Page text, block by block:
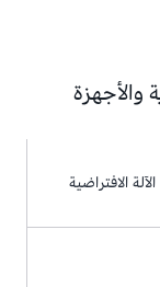
والأجهزة
الآلة الافتراضية